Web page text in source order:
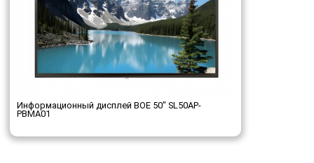
Информационный дисплей BOE 50" SL50AP-
PBMA01